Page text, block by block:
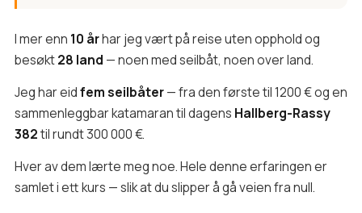
I mer enn 10 århar jeg vært på reise uten opphold og
besøkt28 land — noen med seilbåt, noen over land.
Jeg har eidfem seilbåter— fra den første til 1200 € og en
sammenleggbar katamaran til dagens Hallberg-Rassy
382til rundt 300 000 €.
Hver av dem lærte meg noe. Hele denne erfaringen er
samlet i ett kurs — slik at du slipper å gå veien fra null.